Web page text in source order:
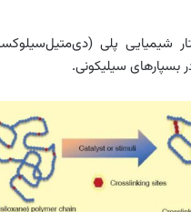
شیمیایی پلی
بسپارهای سیلیکونی.